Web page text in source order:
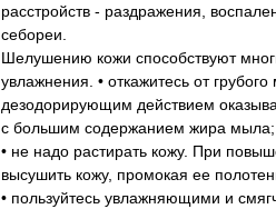
расстройств - раздражения,
себореи.
Шелушению кожи способствуют
увлажнения. • откажитесь от
дезодорирующим действием
с большим содержанием жира мыла;
• не надо растирать кожу. При
высушить кожу, промокая ее
• пользуйтесь увлажняющими и